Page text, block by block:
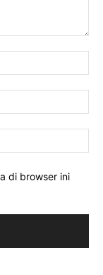
di browser ini